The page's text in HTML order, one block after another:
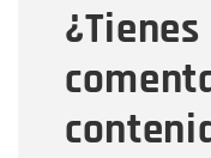
Mensaje